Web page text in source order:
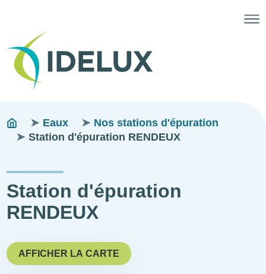
Fils
d'ariane
You
are
Eaux
Nos stations d'épuration
Station d'épuration RENDEUX
Station d'épuration
RENDEUX
AFFICHER LA CARTE